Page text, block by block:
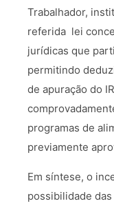
Trabalhador,
referida lei
jurídicas que
permitindo
de apuração do
programas de
previamente
Em síntese, o
possibilidade